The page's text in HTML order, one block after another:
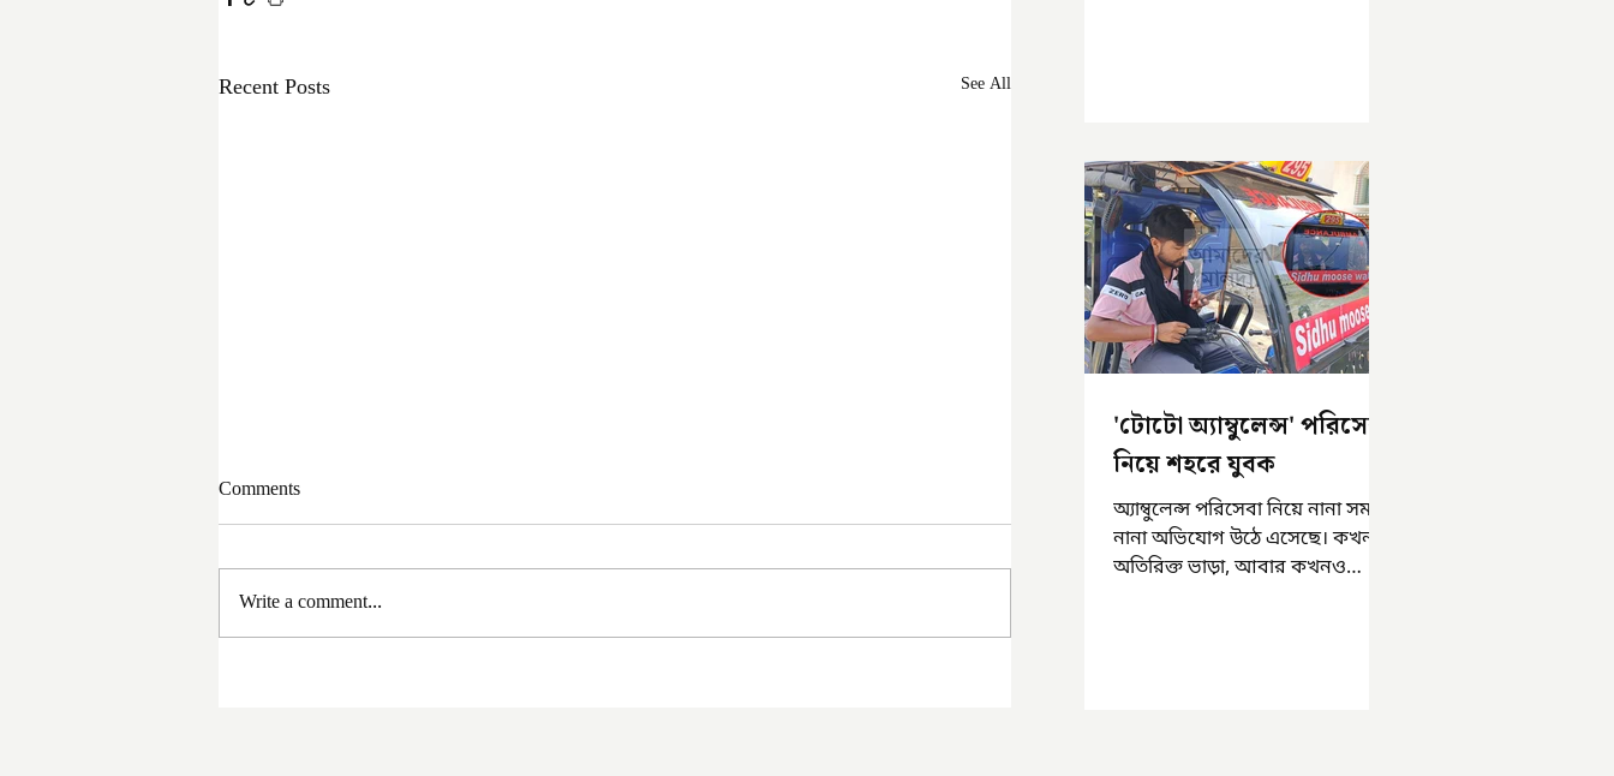
Recent Posts See All
Comments
Write a comment...
'টোটো অ্যাম্বুলেন্স' পরিসেবা
নিয়ে শহরে যুবক
অ্যাম্বুলেন্স পরিসেবা নিয়ে নানা সময়
নানা অভিযোগ উঠে এসেছে। কখনও
অতিরিক্ত ভাড়া, আবার কখনও